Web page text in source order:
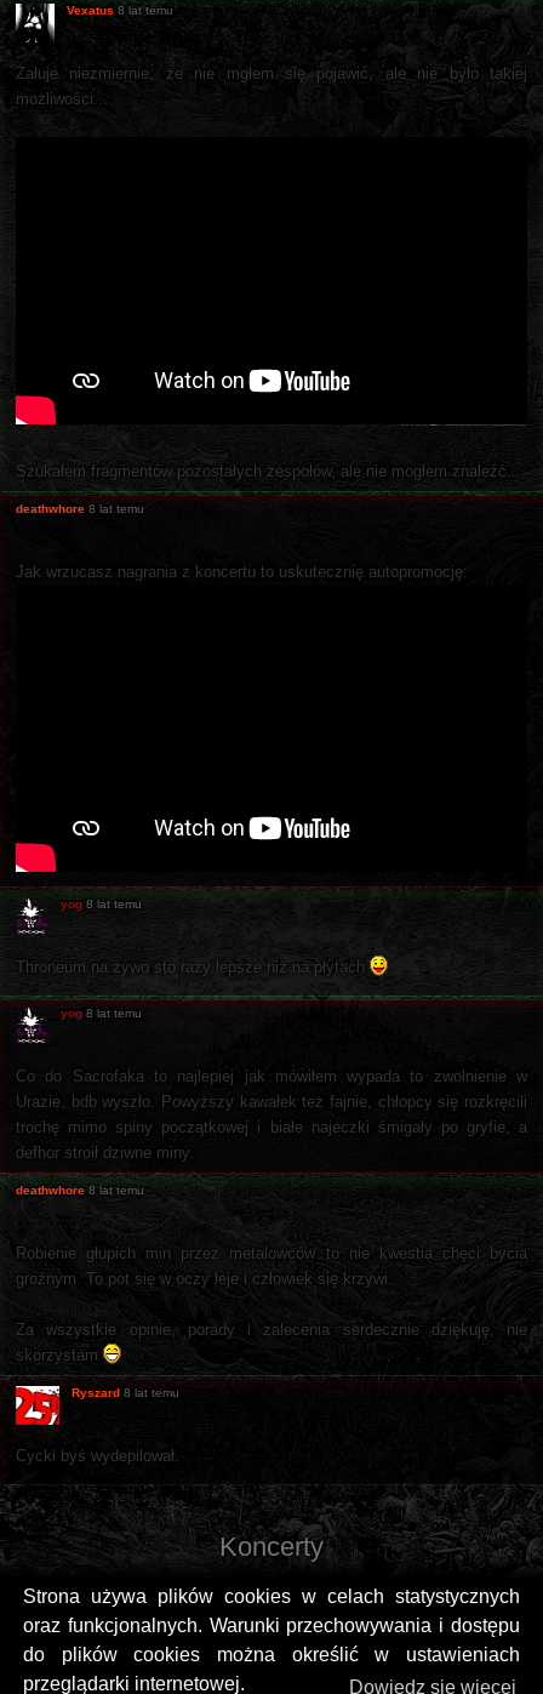
Strona używa plików cookies w celach statystycznych
oraz funkcjonalnych. Warunki przechowywania i dostępu
do plików cookies można określić w ustawieniach
przeglądarki internetowej.
Dowiedz się więcej
Vexatus 8 lat temu
Żałuje niezmiernie, że nie mgłem się pojawić, ale nie było takiej
możliwości...
Szukałem fragmentów pozostałych zespołów, ale nie mogłem znaleźć.
deathwhore 8 lat temu
Jak wrzucasz nagrania z koncertu to uskutecznię autopromocję:
yog 8 lat temu
Throneum na żywo sto razy lepsze niż na płytach
yog 8 lat temu
Co do Sacrofaka to najlepiej jak mówiłem wypada to zwolnienie w
Urazie, bdb wyszło. Powyższy kawałek też fajnie, chłopcy się rozkręcili
trochę mimo spiny początkowej i białe najeczki śmigały po gryfie, a
defhor stroił dziwne miny.
deathwhore 8 lat temu
Robienie głupich min przez metalowców to nie kwestia chęci bycia
groźnym. To pot się w oczy leje i człowiek się krzywi.
Za wszystkie opinie, porady i zalecenia serdecznie dziękuję, nie
skorzystam
Ryszard 8 lat temu
Cycki byś wydepilował.
Koncerty